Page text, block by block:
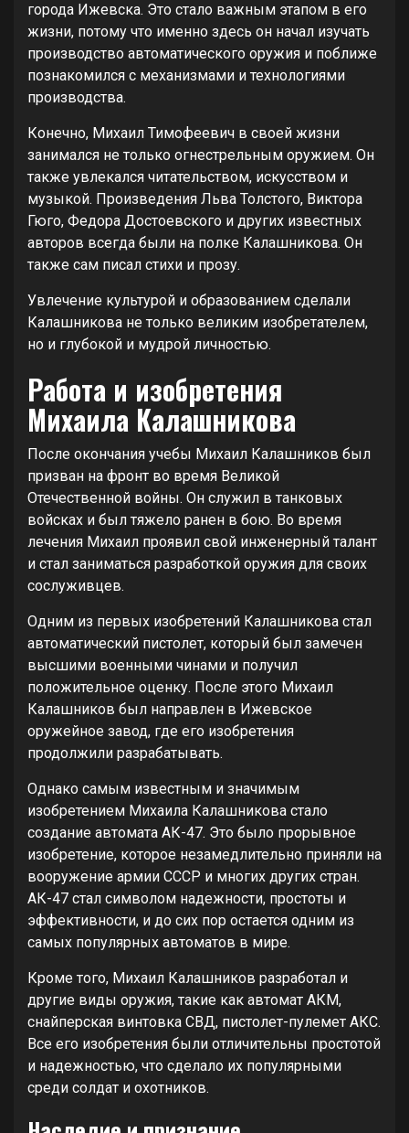
города Ижевска. Это стало важным этапом в его
жизни, потому что именно здесь он начал изучать
производство автоматического оружия и поближе
познакомился с механизмами и технологиями
производства.
Конечно, Михаил Тимофеевич в своей жизни
занимался не только огнестрельным оружием. Он
также увлекался читательством, искусством и
музыкой. Произведения Льва Толстого, Виктора
Гюго, Федора Достоевского и других известных
авторов всегда были на полке Калашникова. Он
также сам писал стихи и прозу.
Увлечение культурой и образованием сделали
Калашникова не только великим изобретателем,
но и глубокой и мудрой личностью.
Работа и изобретения
Михаила Калашникова
После окончания учебы Михаил Калашников был
призван на фронт во время Великой
Отечественной войны. Он служил в танковых
войсках и был тяжело ранен в бою. Во время
лечения Михаил проявил свой инженерный талант
и стал заниматься разработкой оружия для своих
сослуживцев.
Одним из первых изобретений Калашникова стал
автоматический пистолет, который был замечен
высшими военными чинами и получил
положительное оценку. После этого Михаил
Калашников был направлен в Ижевское
оружейное завод, где его изобретения
продолжили разрабатывать.
Однако самым известным и значимым
изобретением Михаила Калашникова стало
создание автомата АК-47. Это было прорывное
изобретение, которое незамедлительно приняли на
вооружение армии СССР и многих других стран.
АК-47 стал символом надежности, простоты и
эффективности, и до сих пор остается одним из
самых популярных автоматов в мире.
Кроме того, Михаил Калашников разработал и
другие виды оружия, такие как автомат АКМ,
снайперская винтовка СВД, пистолет-пулемет АКС.
Все его изобретения были отличительны простотой
и надежностью, что сделало их популярными
среди солдат и охотников.